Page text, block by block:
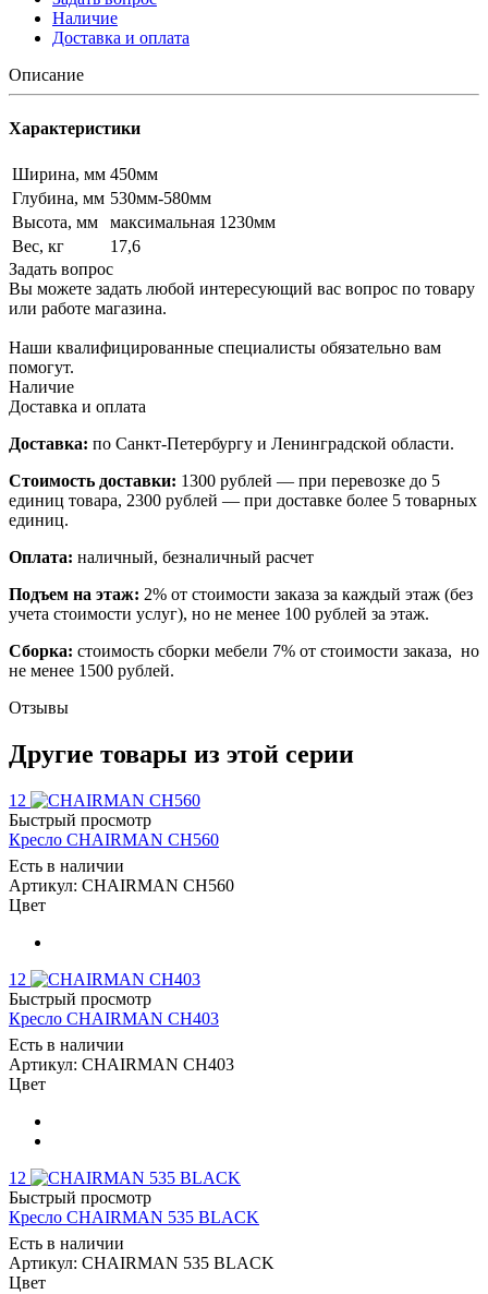
Наличие
Доставка и оплата
Описание
Характеристики
Ширина, мм 450мм
Глубина, мм 530мм-580мм
Высота, мм
максимальная 1230мм
Вес, кг
17,6
Задать вопрос
Вы можете задать любой интересующий вас вопрос по товару
или работе магазина.
Наши квалифицированные специалисты обязательно вам
помогут.
Наличие
Доставка и оплата
Доставка: по Санкт-Петербургу и Ленинградской области.
Стоимость доставки: 1300 рублей — при перевозке до 5
единиц товара, 2300 рублей — при доставке более 5 товарных
единиц.
Оплата: наличный, безналичный расчет
Подъем на этаж: 2% от стоимости заказа за каждый этаж (без
учета стоимости услуг), но не менее 100 рублей за этаж.
Сборка: стоимость сборки мебели 7% от стоимости заказа, но
не менее 1500 рублей.
Отзывы
Другие товары из этой серии
12
Быстрый просмотр
Кресло CHAIRMAN CH560
Есть в наличии
Артикул: CHAIRMAN CH560
Цвет
12
Быстрый просмотр
Кресло CHAIRMAN CH403
Есть в наличии
Артикул: CHAIRMAN CH403
Цвет
12
Быстрый просмотр
Кресло CHAIRMAN 535 BLACK
Есть в наличии
Артикул: CHAIRMAN 535 BLACK
Цвет